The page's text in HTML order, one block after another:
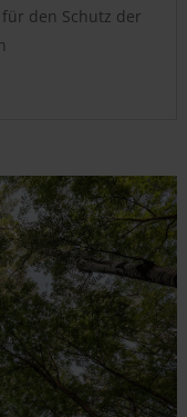
den Schutz der